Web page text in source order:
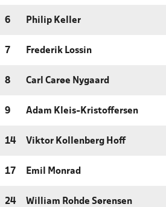
6 Philip Keller
7 Frederik Lossin
8 Carl Carøe Nygaard
9 Adam Kleis-Kristoffersen
14 Viktor Kollenberg Hoff
17 Emil Monrad
24 William Rohde Sørensen